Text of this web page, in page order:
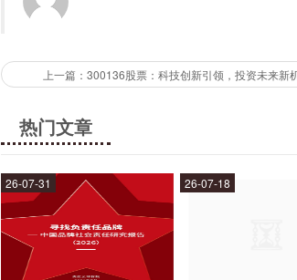
中国移动智能云作为中国移动的子公司，在云
以考虑投资中国移动智能云。
上一篇：300136股票：科技创新引领，投资未来新
热门文章
26-07-31 26-07-18